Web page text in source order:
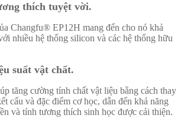
thích tuyệt vời.
Changfu® EP12H mang đến cho nó khả
nhiều hệ thống silicon và các hệ thống hữu
suất vật chất.
tăng cường tính chất vật liệu bằng cách thay
cấu và đặc điểm cơ học, dẫn đến khả năng
và tính tương thích sinh học được cải thiện.